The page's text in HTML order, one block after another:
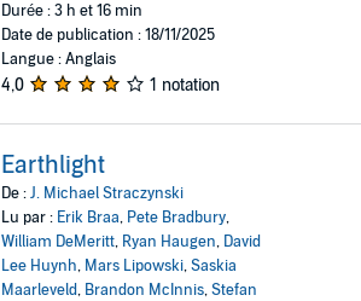
Durée : 3 h et 16 min
Date de publication : 18/11/2025
Langue : Anglais
4,0 1 notation
Earthlight
De :J. Michael Straczynski
Lu par : Erik Braa, Pete Bradbury,
William DeMeritt, Ryan Haugen, David
Lee Huynh, Mars Lipowski,Saskia
Maarleveld, Brandon McInnis,Stefan